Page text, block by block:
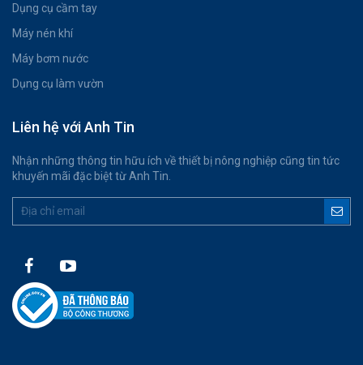
Dụng cụ cầm tay
Máy nén khí
Máy bơm nước
Dụng cụ làm vườn
Liên hệ với Anh Tin
Nhận những thông tin hữu ích về thiết bị nông nghiệp cũng tin tức
khuyến mãi đặc biệt từ Anh Tin.